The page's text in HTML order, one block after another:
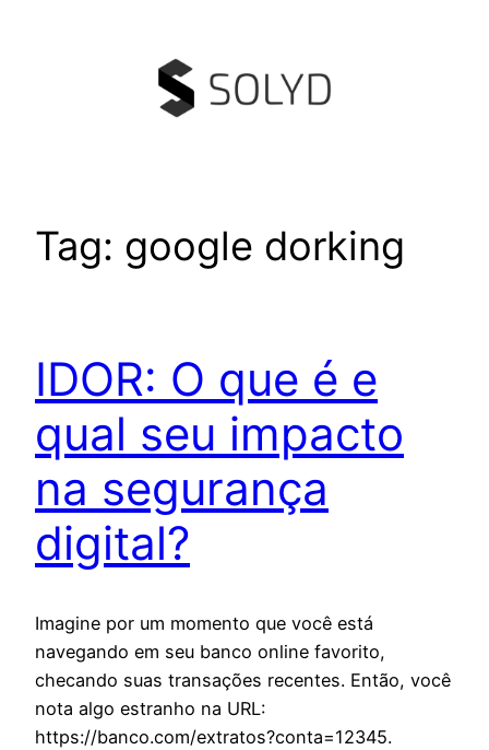
Tag: google dorking
IDOR: O que é e
qual seu impacto
na segurança
digital?
Imagine por um momento que você está
navegando em seu banco online favorito,
checando suas transações recentes. Então, você
nota algo estranho na URL:
https://banco.com/extratos?conta=12345.